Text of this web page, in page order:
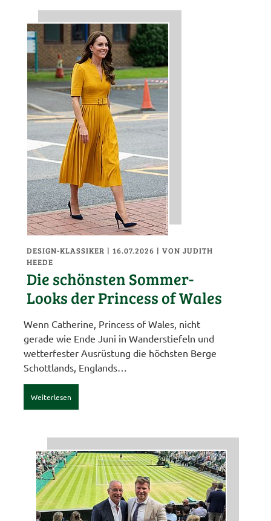
DESIGN-KLASSIKER | 16.07.2026 |VON JUDITH
HEEDE
Die schönsten Sommer-
Looks der Princess of Wales
Wenn Catherine, Princess of Wales, nicht
gerade wie Ende Juni in Wanderstiefeln und
wetterfester Ausrüstung die höchsten Berge
Schottlands, Englands…
Weiterlesen